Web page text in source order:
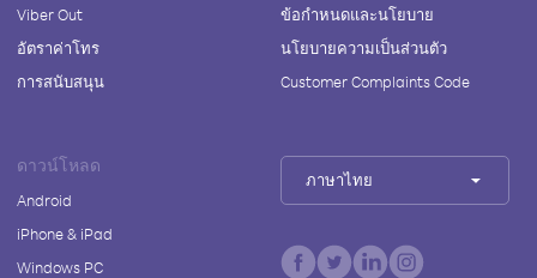
Viber Out
อัตราค่าโทร
การสนับสนุน
ข้อกำหนดและนโยบาย
นโยบายความเป็นส่วนตัว
Customer Complaints Code
ดาวน์โหลด
Android
iPhone & iPad
Windows PC
ภาษาไทย